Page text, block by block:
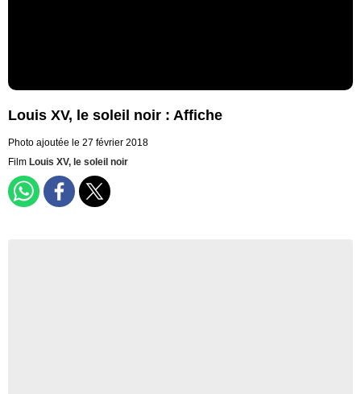
Louis XV, le soleil noir : Affiche
Photo ajoutée le 27 février 2018
Film Louis XV, le soleil noir